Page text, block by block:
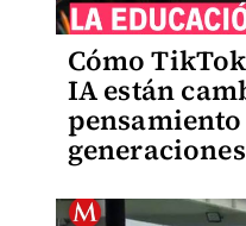
Cómo
IA están
pensamiento
generaciones